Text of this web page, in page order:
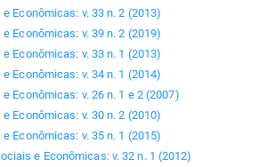
Econômicas: v. 33 n. 2 (2013)
Econômicas: v. 39 n. 2 (2019)
Econômicas: v. 33 n. 1 (2013)
Econômicas: v. 34 n. 1 (2014)
Econômicas: v. 26 n. 1 e 2 (2007)
Econômicas: v. 30 n. 2 (2010)
Econômicas: v. 35 n. 1 (2015)
e Econômicas: v. 32 n. 1 (2012)